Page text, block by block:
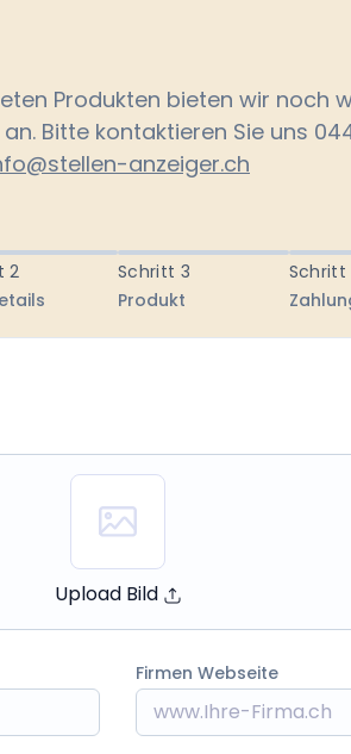
Produkten bieten wir noch
Bitte kontaktieren Sie uns
anzeiger.ch
2
Schritt 3
Produkt
Schritt
Upload Bild
Firmen Webseite